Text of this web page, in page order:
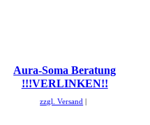
Aura-Soma Beratung
!!!VERLINKEN!!
zzgl. Versand